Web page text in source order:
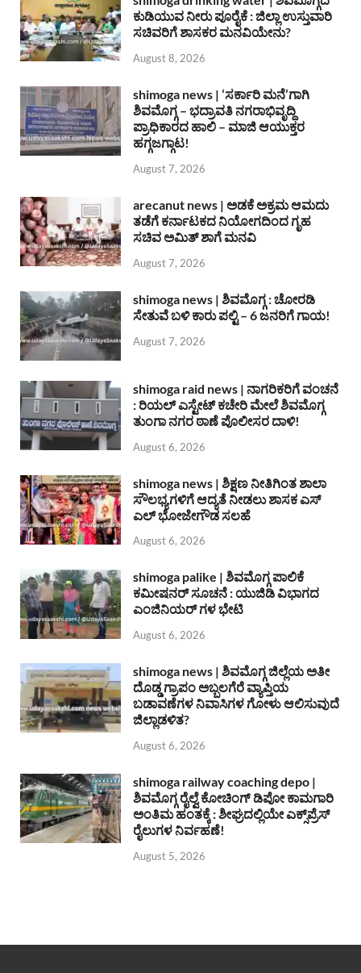
ಕುಡಿಯುವ ನೀರು ಪೂರೈಕೆ : ಜಿಲ್ಲಾ ಉಸ್ತುವಾರಿ
ಸಚಿವರಿಗೆ ಶಾಸಕರ ಮನವಿಯೇನು?
August 8, 2026
shimoga news | ‘ಸರ್ಕಾರಿ ಮನೆ’ಗಾಗಿ
ಶಿವಮೊಗ್ಗ – ಭದ್ರಾವತಿ ನಗರಾಭಿವೃದ್ದಿ
ಪ್ರಾಧಿಕಾರದ ಹಾಲಿ – ಮಾಜಿ ಆಯುಕ್ತರ
ಹಗ್ಗಜಗ್ಗಾಟ!
August 7, 2026
arecanut news | ಅಡಕೆ ಅಕ್ರಮ ಆಮದು
ತಡೆಗೆ ಕರ್ನಾಟಕದ ನಿಯೋಗದಿಂದ ಗೃಹ
ಸಚಿವ ಅಮಿತ್ ಶಾಗೆ ಮನವಿ
August 7, 2026
shimoga news | ಶಿವಮೊಗ್ಗ : ಚೋರಡಿ
ಸೇತುವೆ ಬಳಿ ಕಾರು ಪಲ್ಟಿ – 6 ಜನರಿಗೆ ಗಾಯ!
August 7, 2026
shimoga raid news | ನಾಗರಿಕರಿಗೆ ವಂಚನೆ
: ರಿಯಲ್ ಎಸ್ಟೇಟ್ ಕಚೇರಿ ಮೇಲೆ ಶಿವಮೊಗ್ಗ
ತುಂಗಾ ನಗರ ಠಾಣೆ ಪೊಲೀಸರ ದಾಳಿ!
August 6, 2026
shimoga news | ಶಿಕ್ಷಣ ನೀತಿಗಿಂತ ಶಾಲಾ
ಸೌಲಭ್ಯಗಳಿಗೆ ಆದ್ಯತೆ ನೀಡಲು ಶಾಸಕ ಎಸ್
ಎಲ್ ಭೋಜೇಗೌಡ ಸಲಹೆ
August 6, 2026
shimoga palike | ಶಿವಮೊಗ್ಗ ಪಾಲಿಕೆ
ಕಮೀಷನರ್ ಸೂಚನೆ : ಯುಜಿಡಿ ವಿಭಾಗದ
ಎಂಜಿನಿಯರ್ ಗಳ ಭೇಟಿ
August 6, 2026
shimoga news | ಶಿವಮೊಗ್ಗ ಜಿಲ್ಲೆಯ ಅತೀ
ದೊಡ್ಡ ಗ್ರಾಪಂ ಅಬ್ಬಲಗೆರೆ ವ್ಯಾಪ್ತಿಯ
ಬಡಾವಣೆಗಳ ನಿವಾಸಿಗಳ ಗೋಳು ಆಲಿಸುವುದೆ
ಜಿಲ್ಲಾಡಳಿತ?
August 6, 2026
shimoga railway coaching depo |
ಶಿವಮೊಗ್ಗ ರೈಲ್ವೆ ಕೋಚಿಂಗ್ ಡಿಪೋ ಕಾಮಗಾರಿ
ಅಂತಿಮ ಹಂತಕ್ಕೆ : ಶೀಘ್ರದಲ್ಲಿಯೇ ಎಕ್ಸ್‌ಪ್ರೆಸ್
ರೈಲುಗಳ ನಿರ್ವಹಣೆ!
August 5, 2026